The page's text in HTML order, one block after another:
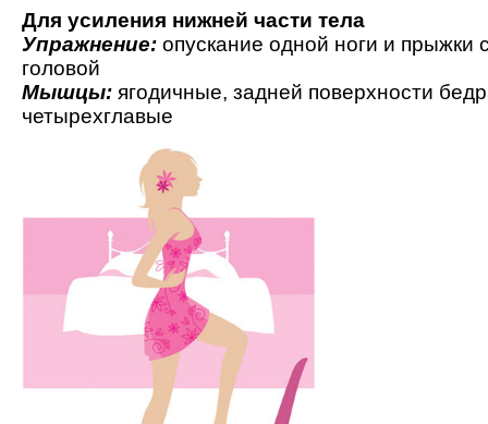
Для усиления нижней части тела
Упражнение: опускание одной ноги и прыжки
головой
Мышцы: ягодичные, задней поверхности
четырехглавые